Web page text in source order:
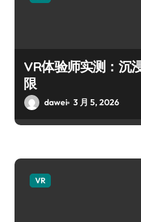
VR体验师实测：沉
限
dawei 3 月 5, 2026
VR